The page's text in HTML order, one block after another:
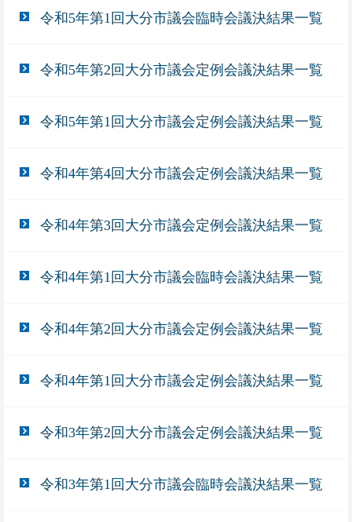
令和5年第1回大分市議会臨時会議決結果一覧
令和5年第2回大分市議会定例会議決結果一覧
令和5年第1回大分市議会定例会議決結果一覧
令和4年第4回大分市議会定例会議決結果一覧
令和4年第3回大分市議会定例会議決結果一覧
令和4年第1回大分市議会臨時会議決結果一覧
令和4年第2回大分市議会定例会議決結果一覧
令和4年第1回大分市議会定例会議決結果一覧
令和3年第2回大分市議会定例会議決結果一覧
令和3年第1回大分市議会臨時会議決結果一覧